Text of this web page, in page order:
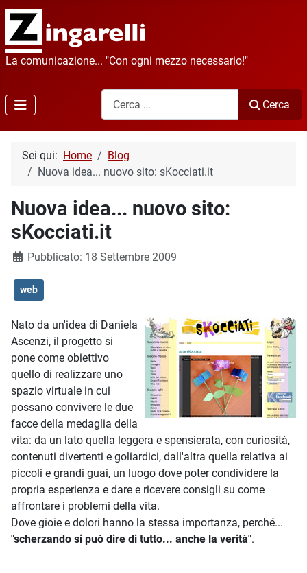
La comunicazione... "Con ogni mezzo necessario!"
Cerca
Cerca
Sei qui: Home
Blog
Nuova idea... nuovo sito: sKocciati.it
Nuova idea... nuovo sito:
sKocciati.it
Dettagli
Pubblicato: 18 Settembre 2009
web
Nato da un'idea di Daniela
Ascenzi, il progetto si
pone come obiettivo
quello di realizzare uno
spazio virtuale in cui
possano convivere le due
facce della medaglia della
vita: da un lato quella leggera e spensierata, con curiosità,
contenuti divertenti e goliardici, dall'altra quella relativa ai
piccoli e grandi guai, un luogo dove poter condividere la
propria esperienza e dare e ricevere consigli su come
affrontare i problemi della vita.
Dove gioie e dolori hanno la stessa importanza, perché...
"scherzando si può dire di tutto... anche la verità".